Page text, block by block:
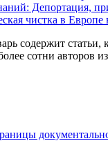
Депортация,
чистка в
содержит статьи,
сотни авторов